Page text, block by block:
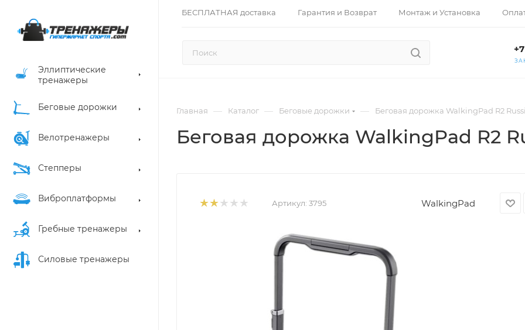
БЕСПЛАТНАЯ доставка Гарантия и Возврат Монтаж и Установка
Эллиптические
тренажеры
Беговые дорожки
Велотренажеры
Степперы
Виброплатформы
Гребные тренажеры
Силовые тренажеры
Главная — Каталог — Беговые дорожки — Беговая дорожка WalkingPad R2
Беговая дорожка WalkingPad R2
Артикул: 3795 WalkingPad